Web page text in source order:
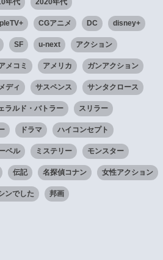
年代 2020年代
CGアニメ DC disney+
SF u-next アクション
メコミ アメリカ ガンアクション
ディ サスペンス サンタクロース
ラルド・バトラー スリラー
ドラマ ハイコンセプト
ベル ミステリー モンスター
伝記 名探偵コナン 女性アクション
ンでした 邦画